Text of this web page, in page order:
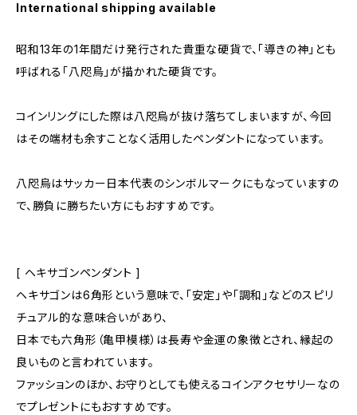
International shipping available
昭和13年の1年間だけ発行された貴重な硬貨で、「導きの神」とも
呼ばれる「八咫烏」が描かれた硬貨です。
コインリングにした際は八咫烏が抜け落ちてしまいますが、今回
はその端材も余すことなく活用したペンダントになっています。
八咫烏はサッカー日本代表のシンボルマークにもなっていますの
で、勝負に勝ちたい方にもおすすめです。
[ ヘキサゴンペンダント ]
ヘキサゴンは6角形という意味で、「安定」や「調和」などのスピリ
チュアル的な意味合いがあり、
日本でも六角形（亀甲模様）は長寿や金運の象徴とされ、縁起の
良いものと言われています。
ファッションのほか、お守りとしても使えるコインアクセサリーなの
でプレゼントにもおすすめです。